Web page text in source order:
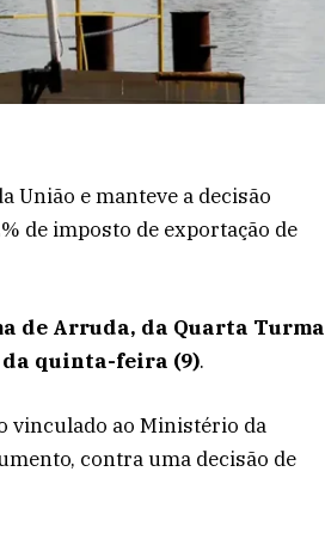
União e manteve a decisão
de imposto de exportação de
de Arruda, da Quarta Turma
da quinta-feira (9).
vinculado ao Ministério da
contra uma decisão de